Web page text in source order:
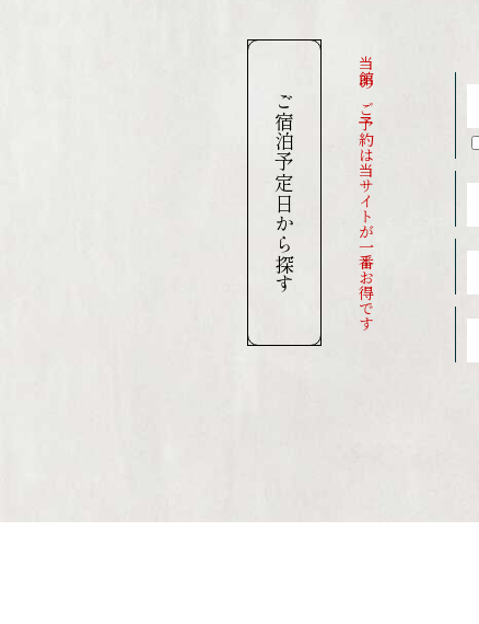
ご宿泊予定日から探す 当館のご予約は当サイトが一番お得です